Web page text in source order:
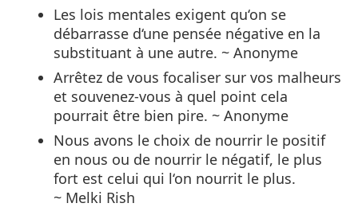
Les lois mentales exigent qu‘on se
débarrasse d‘une pensée négative en la
substituant à une autre. ~ Anonyme
Arrêtez de vous focaliser sur vos malheurs
et souvenez-vous à quel point cela
pourrait être bien pire. ~ Anonyme
Nous avons le choix de nourrir le positif
en nous ou de nourrir le négatif, le plus
fort est celui qui l‘on nourrit le plus.
~ Melki Rish